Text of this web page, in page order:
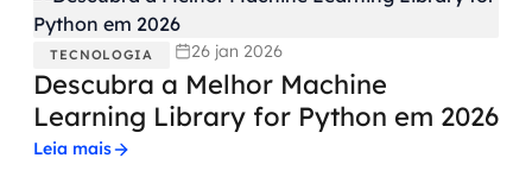
TECNOLOGIA 26 jan 2026
Descubra a Melhor Machine
Learning Library for Python em 2026
Leia mais